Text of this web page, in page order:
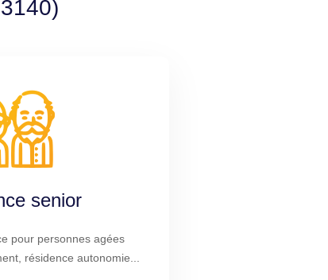
senior
pour personnes agées
résidence autonomie...